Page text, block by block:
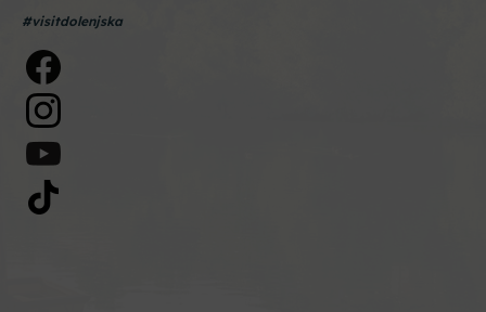
#visitdolenjska